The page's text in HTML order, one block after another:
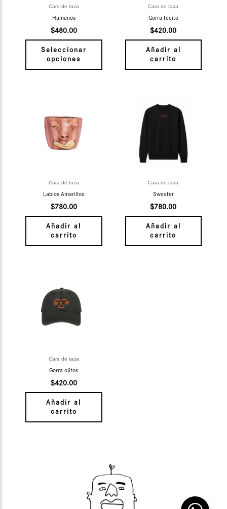
Cara de taza
Humanos
$480.00
Seleccionar
opciones
Cara de taza
Gorra tecito
$420.00
Añadir al
carrito
Cara de taza
Labios Amarillos
$780.00
Añadir al
carrito
Cara de taza
Sweater
$780.00
Añadir al
carrito
Cara de taza
Gorra ojitos
$420.00
Añadir al
carrito